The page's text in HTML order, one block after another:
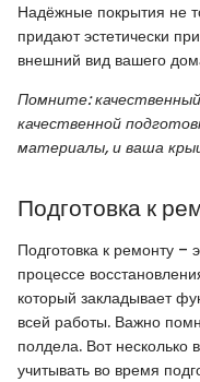
Надёжные покрытия не
придают эстетически
внешний вид вашего
Помните:
качественной
материалы, и ваша
Подготовка к
Подготовка к ремонту –
процессе
который закладывает
всей работы. Важно
полдела. Вот несколько
учитывать во время